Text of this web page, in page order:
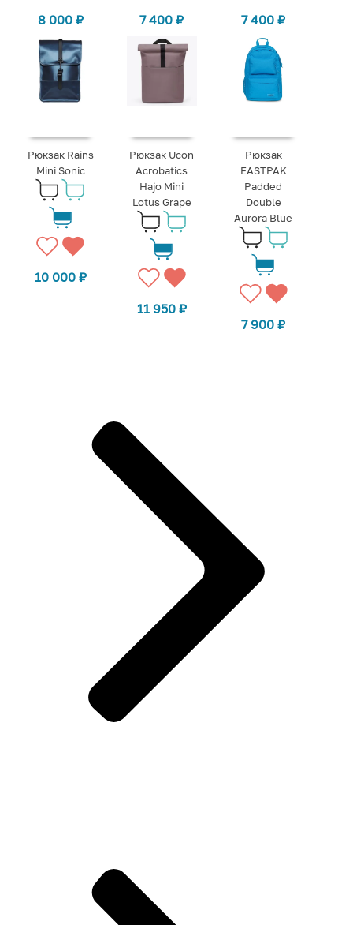
8 000 ₽ 7 400₽ 7 400₽
Рюкзак Rains
Mini Sonic
10 000 ₽
Рюкзак Ucon
Acrobatics
Hajo Mini
Lotus Grape
11 950 ₽
Рюкзак
EASTPAK
Padded
Double
Aurora Blue
7 900₽